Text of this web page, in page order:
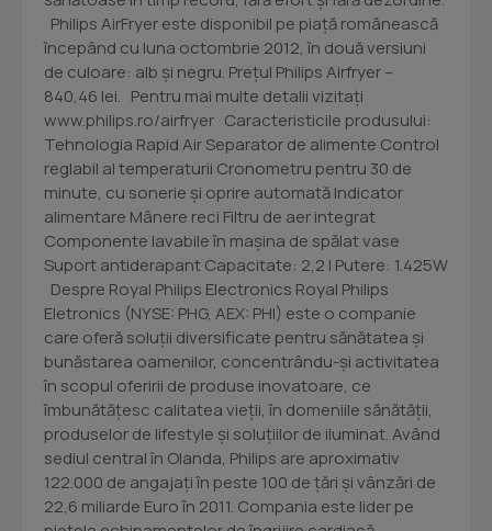
Philips AirFryer este disponibil pe piaţă românească
începând cu luna octombrie 2012, în două versiuni
de culoare: alb şi negru. Preţul Philips Airfryer –
840,46 lei. Pentru mai multe detalii vizitaţi
www.philips.ro/airfryer Caracteristicile produsului:
Tehnologia Rapid Air Separator de alimente Control
reglabil al temperaturii Cronometru pentru 30 de
minute, cu sonerie şi oprire automată Indicator
alimentare Mânere reci Filtru de aer integrat
Componente lavabile în maşina de spălat vase
Suport antiderapant Capacitate: 2,2 l Putere: 1.425W
Despre Royal Philips Electronics Royal Philips
Eletronics (NYSE: PHG, AEX: PHI) este o companie
care oferă soluţii diversificate pentru sănătatea şi
bunăstarea oamenilor, concentrându-şi activitatea
în scopul oferirii de produse inovatoare, ce
îmbunătăţesc calitatea vieţii, în domeniile sănătăţii,
produselor de lifestyle şi soluţiilor de iluminat. Având
sediul central în Olanda, Philips are aproximativ
122.000 de angajaţi în peste 100 de ţări şi vânzări de
22,6 miliarde Euro în 2011. Compania este lider pe